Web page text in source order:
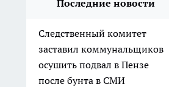
Последние новости
Следственный комитет
заставил коммунальщиков
осушить подвал в Пензе
после бунта в СМИ